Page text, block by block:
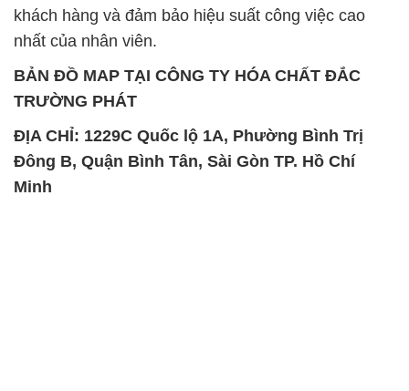
khách hàng và đảm bảo hiệu suất công việc cao
nhất của nhân viên.
BẢN ĐỒ MAP TẠI CÔNG TY HÓA CHẤT ĐẮC
TRƯỜNG PHÁT
ĐỊA CHỈ: 1229C Quốc lộ 1A, Phường Bình Trị
Đông B, Quận Bình Tân, Sài Gòn TP. Hồ Chí
Minh